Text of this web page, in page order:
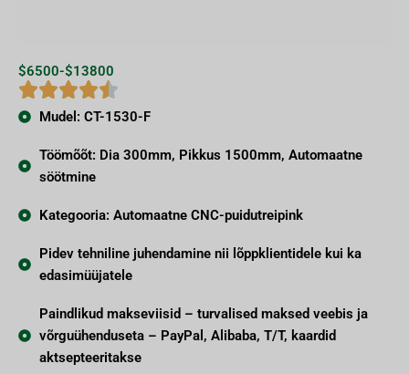
$6500-$13800
Mudel: CT-1530-F
Töömõõt: Dia 300mm, Pikkus 1500mm, Automaatne
söötmine
Kategooria: Automaatne CNC-puidutreipink
Pidev tehniline juhendamine nii lõppklientidele kui ka
edasimüüjatele
Paindlikud makseviisid – turvalised maksed veebis ja
võrguühenduseta – PayPal, Alibaba, T/T, kaardid
aktsepteeritakse